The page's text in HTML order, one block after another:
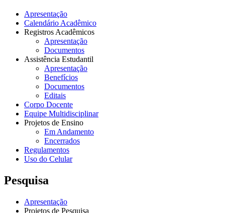
Apresentação
Calendário Acadêmico
Registros Acadêmicos
Apresentação
Documentos
Assistência Estudantil
Apresentação
Benefícios
Documentos
Editais
Corpo Docente
Equipe Multidisciplinar
Projetos de Ensino
Em Andamento
Encerrados
Regulamentos
Uso do Celular
Pesquisa
Apresentação
Projetos de Pesquisa